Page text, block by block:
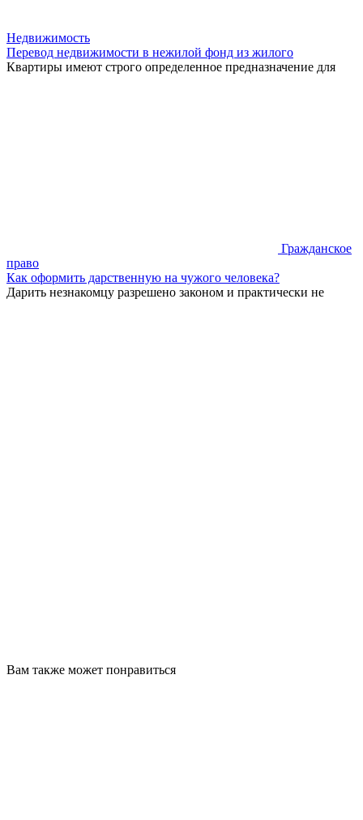
Недвижимость
Перевод недвижимости в нежилой фонд из жилого
Квартиры имеют строго определенное предназначение для
Гражданское
право
Как оформить дарственную на чужого человека?
Дарить незнакомцу разрешено законом и практически не
Вам также может понравиться